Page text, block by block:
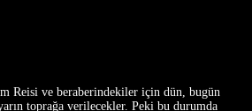
Reisi ve beraberindekiler için dün, bugün
toprağa verilecekler. Peki bu durumda